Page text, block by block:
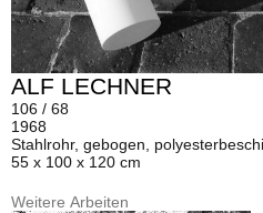
ALF LECHNER
106 / 68
1968
Stahlrohr, gebogen,
55 x 100 x 120 cm
Weitere Arbeiten